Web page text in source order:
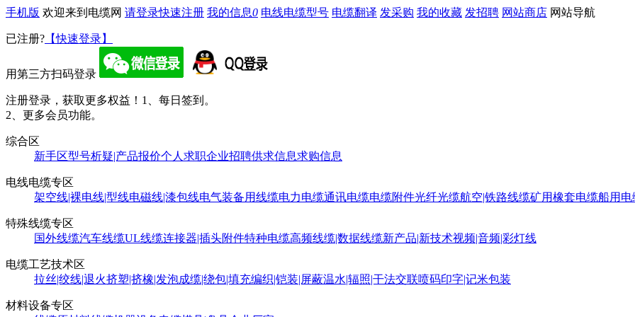
手机版 欢迎来到电缆网 请登录快速注册 我的信息0 电线电缆型号 电缆翻译 发采购 我的收藏 发招聘 网站商店 网站导航
已注册? 【快速登录】
用第三方扫码登录
注册登录，获取更多权益！ 1、每日签到。
2、更多会员功能。
综合区
新手区型号析疑|产品报价个人求职企业招聘供求信息求购信息
电线电缆专区
架空线|裸电线|型线电磁线|漆包线电气装备用线缆电力电缆通讯电缆电缆附件光纤光缆航空|铁路线缆矿用橡套电缆船用电
特殊线缆专区
国外线缆汽车线缆UL线缆连接器|插头附件特种电缆高频线缆|数据线缆新产品|新技术视频|音频|彩灯线
电缆工艺技术区
拉丝|绞线|退火挤塑|挤橡|发泡成缆|绕包|填充编织|铠装|屏蔽温水|辐照|干法交联喷码印字|记米包装
材料设备专区